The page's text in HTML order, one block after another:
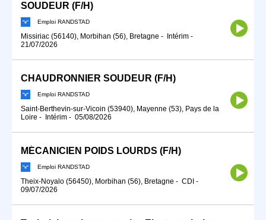
SOUDEUR (F/H)
Emploi RANDSTAD
Missiriac (56140), Morbihan (56), Bretagne - Intérim -
21/07/2026
CHAUDRONNIER SOUDEUR (F/H)
Emploi RANDSTAD
Saint-Berthevin-sur-Vicoin (53940), Mayenne (53), Pays de la
Loire - Intérim - 05/08/2026
MÉCANICIEN POIDS LOURDS (F/H)
Emploi RANDSTAD
Theix-Noyalo (56450), Morbihan (56), Bretagne - CDI -
09/07/2026